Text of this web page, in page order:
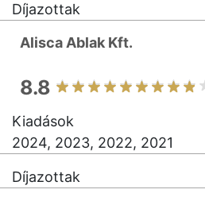
Díjazottak
Alisca Ablak Kft.
8.8
Kiadások
2024, 2023, 2022, 2021
Díjazottak